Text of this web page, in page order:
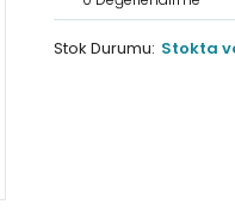
Stok Durumu: Stokta